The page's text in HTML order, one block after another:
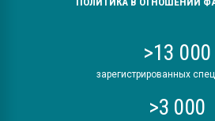
>13 000
зарегистрированных
>3 000